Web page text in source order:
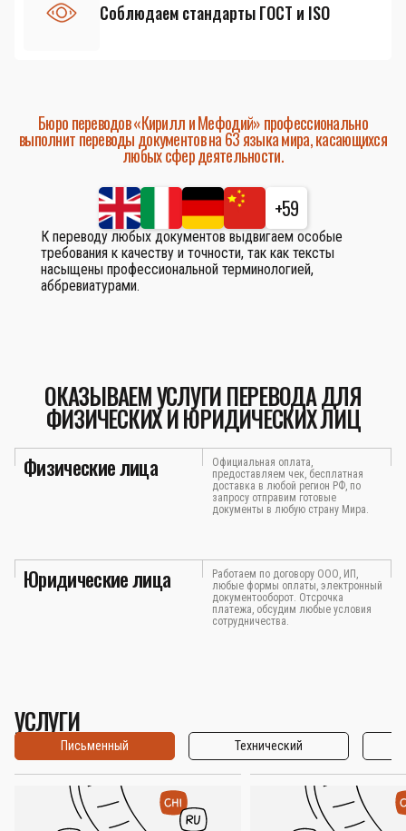
Соблюдаем стандарты ГОСТ и ISO
Бюро переводов «Кирилл и Мефодий» профессионально
выполнит переводы документов на 63 языка мира, касающихся
любых сфер деятельности.
+59
К переводу любых документов выдвигаем особые
требования к качеству и точности, так как тексты
насыщены профессиональной терминологией,
аббревиатурами.
ОКАЗЫВАЕМ УСЛУГИ ПЕРЕВОДА ДЛЯ
ФИЗИЧЕСКИХ И ЮРИДИЧЕСКИХ ЛИЦ
Физические лица
Официальная оплата,
предоставляем чек, бесплатная
доставка в любой регион РФ, по
запросу отправим готовые
документы в любую страну Мира.
Юридические лица
Работаем по договору ООО, ИП,
любые формы оплаты, электронный
документооборот. Отсрочка
платежа, обсудим любые условия
сотрудничества.
УСЛУГИ
Письменный Технический